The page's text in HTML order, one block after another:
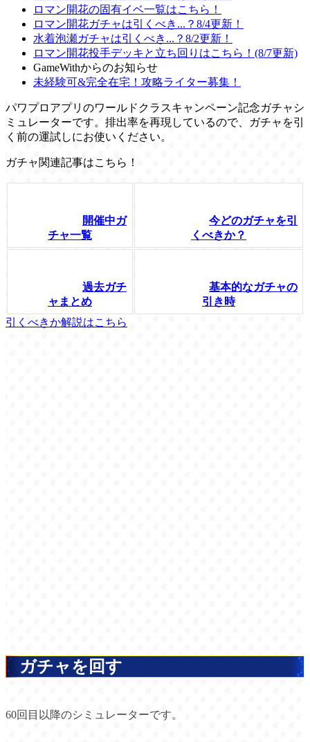
ロマン開花の固有イベ一覧はこちら！
ロマン開花ガチャは引くべき...？8/4更新！
水着泡瀬ガチャは引くべき...？8/2更新！
ロマン開花投手デッキと立ち回りはこちら！(8/7更新)
GameWithからのお知らせ
未経験可&完全在宅！攻略ライター募集！
パワプロアプリのワールドクラスキャンペーン記念ガチャシ
ミュレーターです。排出率を再現しているので、ガチャを引
く前の運試しにお使いください。
ガチャ関連記事はこちら！
開催中ガ
チャ一覧
今どのガチャを引
くべきか？
過去ガチ
ャまとめ
基本的なガチャの
引き時
引くべきか解説はこちら
ガチャを回す
60回目以降のシミュレーターです。